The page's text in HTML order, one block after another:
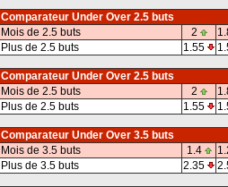
Comparateur Under Over 2.5 buts
Mois de 2.5 buts
2
Plus de 2.5 buts
1.55
Comparateur Under Over 2.5 buts
Mois de 2.5 buts
2
Plus de 2.5 buts
1.55
Comparateur Under Over 3.5 buts
Mois de 3.5 buts
1.4
Plus de 3.5 buts
2.35